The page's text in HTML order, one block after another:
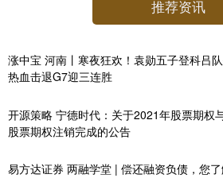
推荐资讯
涨中宝 河南丨寒夜狂欢！袁勋五子登科吕
热血击退G7迎三连胜
开源策略 宁德时代：关于2021年股票期权
股票期权注销完成的公告
易方达证券 两融学堂 | 偿还融资负债，您了